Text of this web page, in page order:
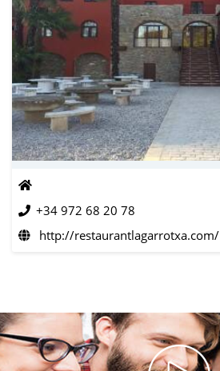
+34 972 68 20 78
http://restaurantlagarrotxa.com/